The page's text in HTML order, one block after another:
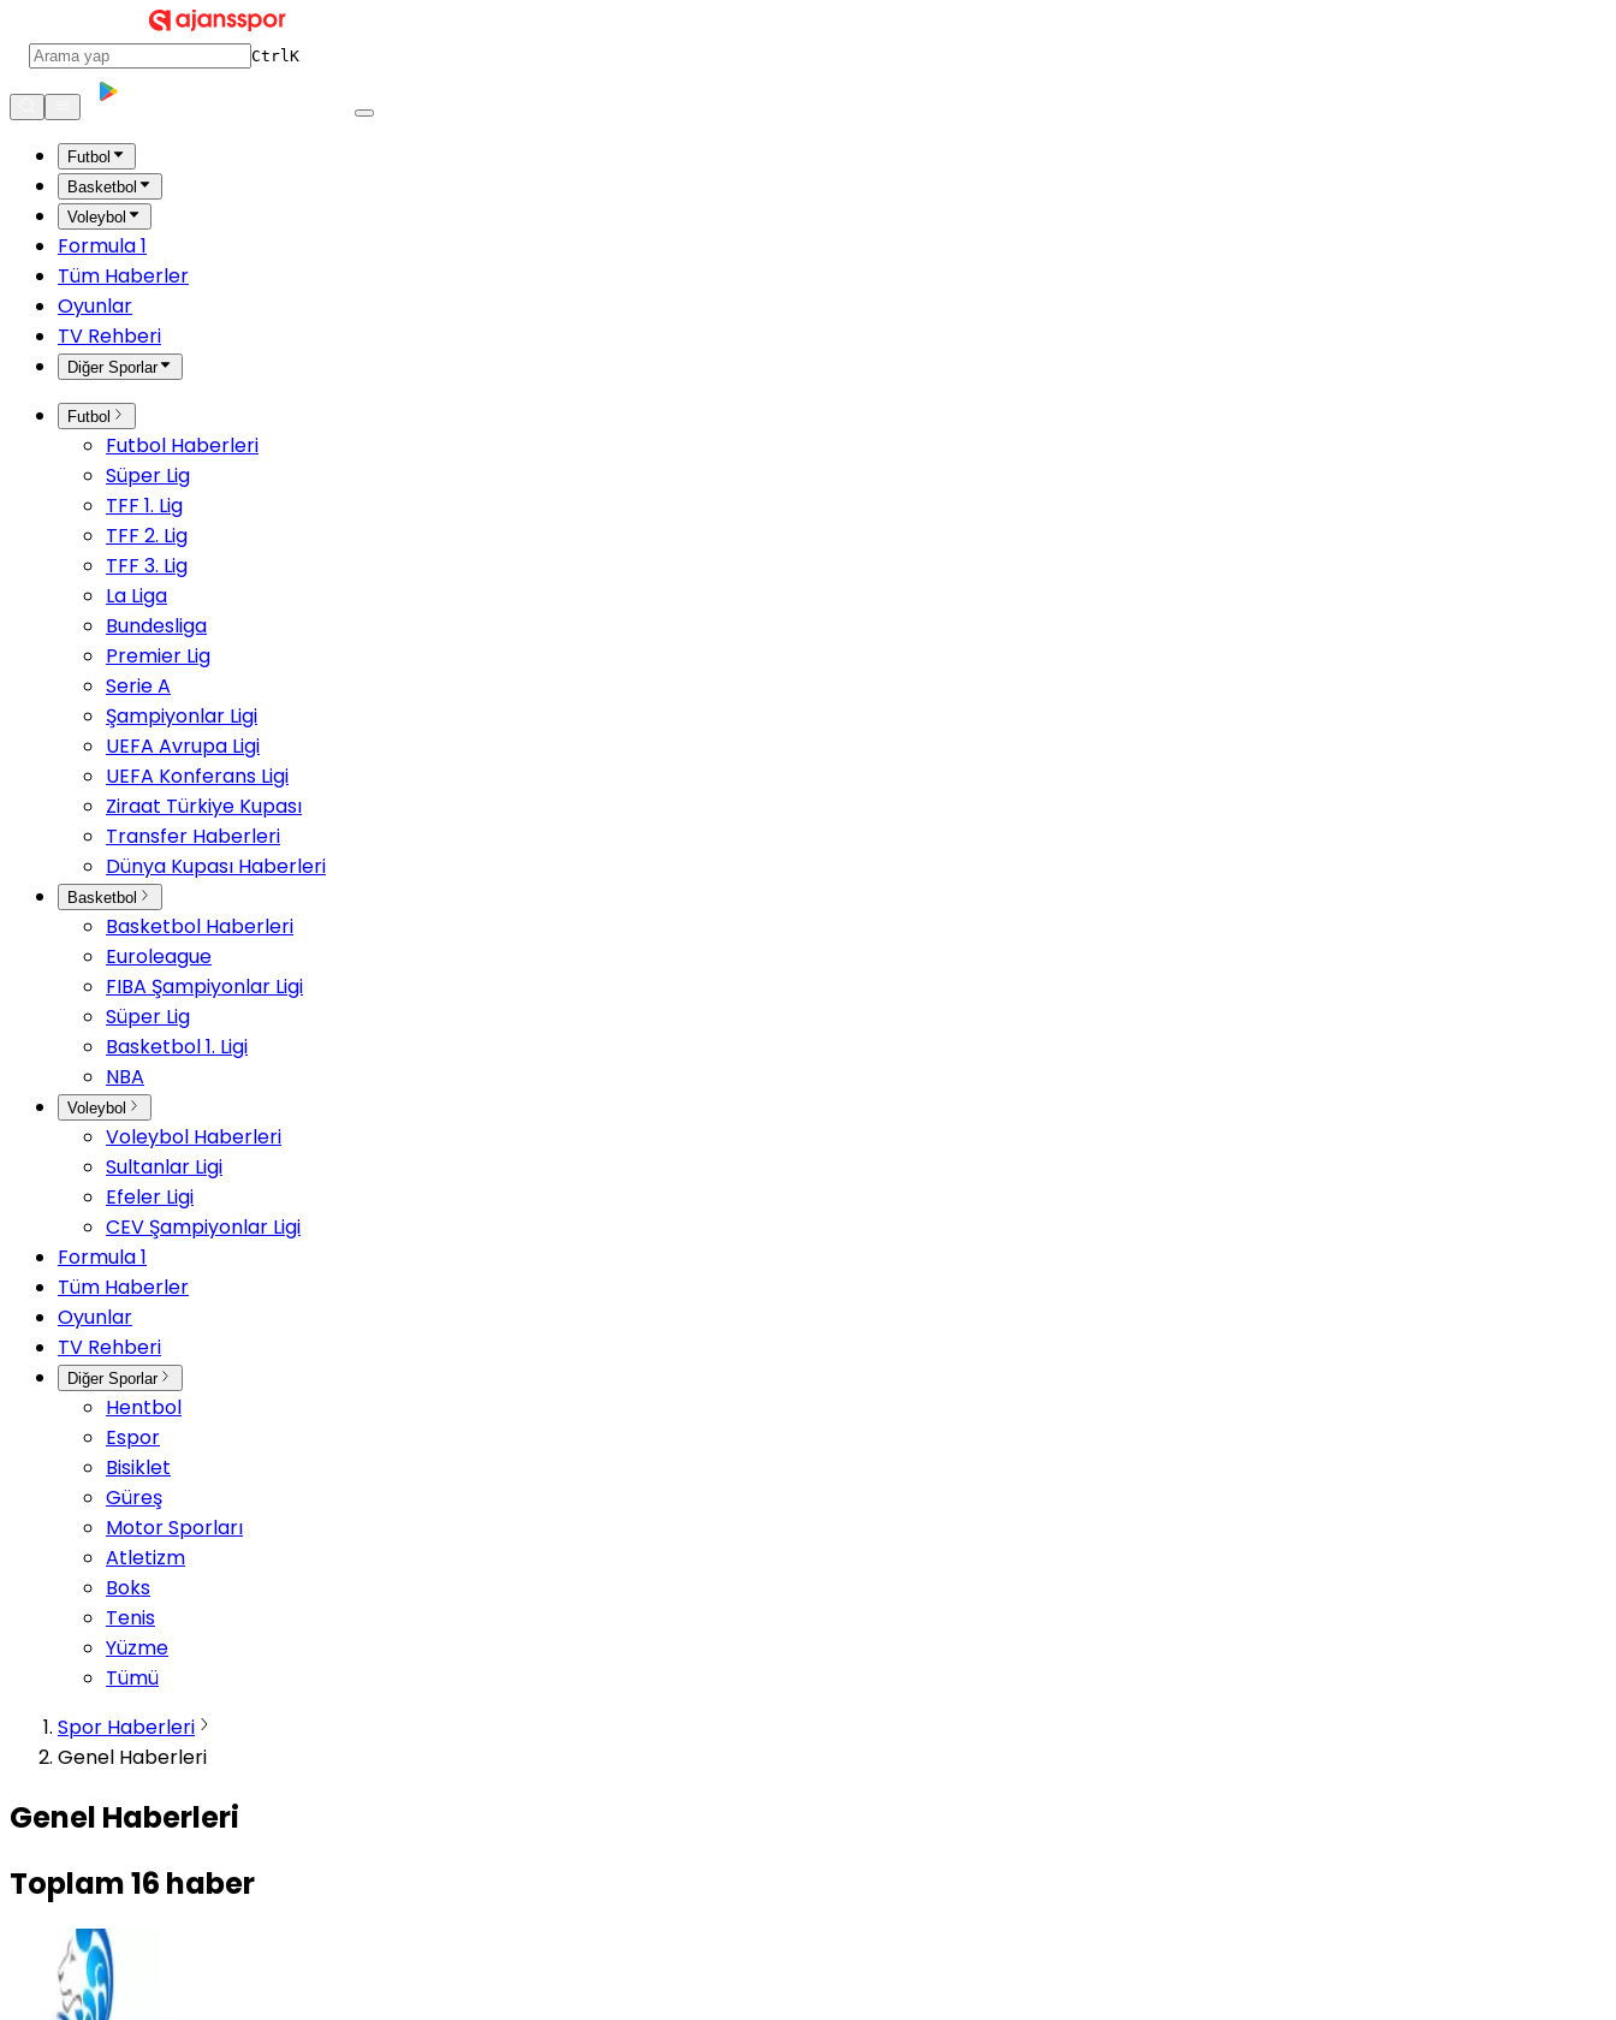
CtrlK
Futbol
Basketbol
Voleybol
Formula 1
Tüm Haberler
Oyunlar
TV Rehberi
Diğer Sporlar
Futbol
Futbol Haberleri
Süper Lig
TFF 1. Lig
TFF 2. Lig
TFF 3. Lig
La Liga
Bundesliga
Premier Lig
Serie A
Şampiyonlar Ligi
UEFA Avrupa Ligi
UEFA Konferans Ligi
Ziraat Türkiye Kupası
Transfer Haberleri
Dünya Kupası Haberleri
Basketbol
Basketbol Haberleri
Euroleague
FIBA Şampiyonlar Ligi
Süper Lig
Basketbol 1. Ligi
NBA
Voleybol
Voleybol Haberleri
Sultanlar Ligi
Efeler Ligi
CEV Şampiyonlar Ligi
Formula 1
Tüm Haberler
Oyunlar
TV Rehberi
Diğer Sporlar
Hentbol
Espor
Bisiklet
Güreş
Motor Sporları
Atletizm
Boks
Tenis
Yüzme
Tümü
Spor Haberleri
Genel Haberleri
Genel Haberleri
Toplam16 haber